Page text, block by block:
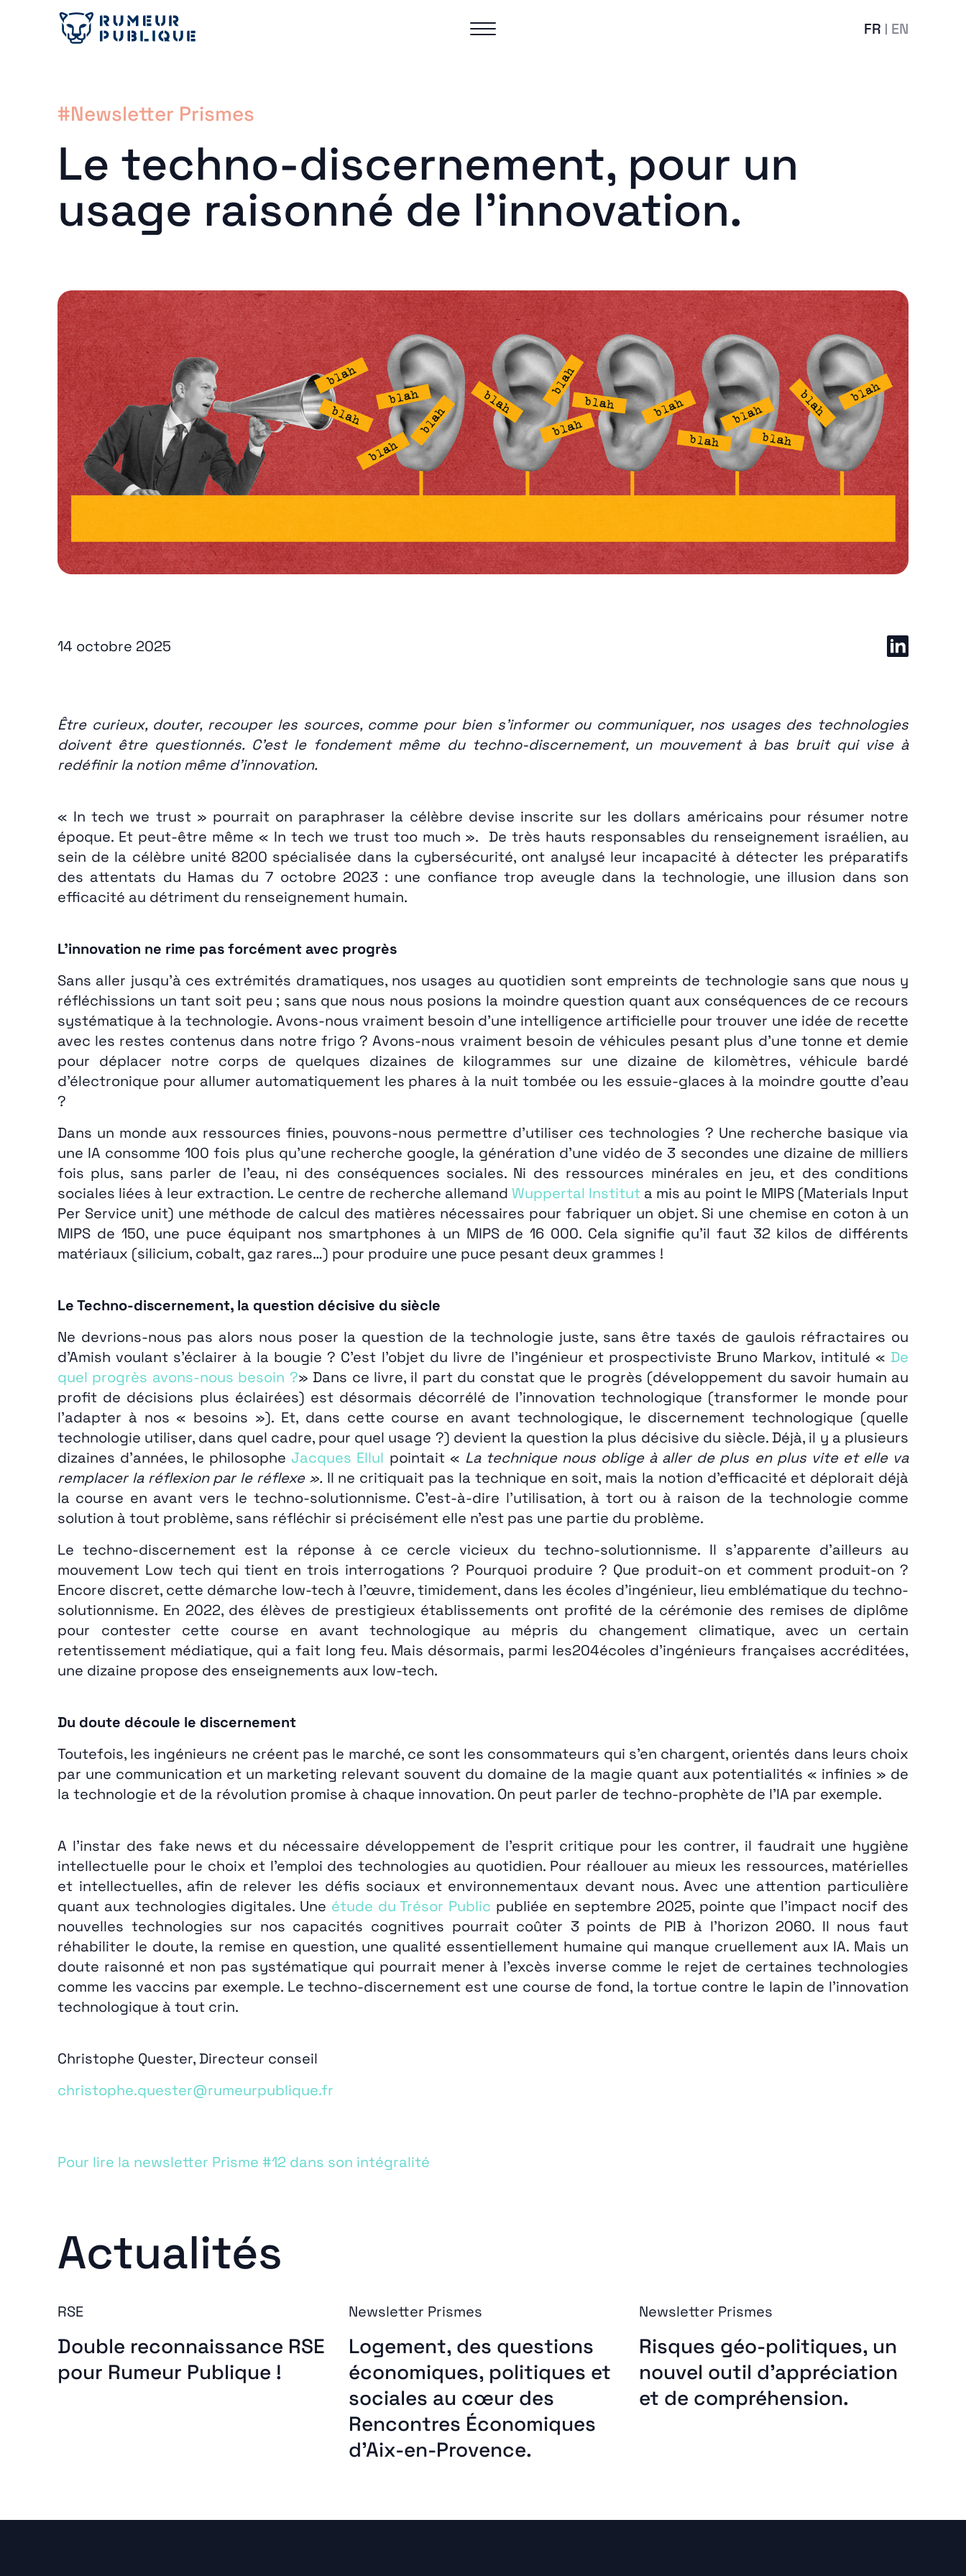
FR EN
#Newsletter Prismes
Le techno-discernement, pour un
usage raisonné de l’innovation.
14 octobre 2025LinkedIn
Être curieux, douter, recouper les sources, comme pour bien s’informer ou communiquer, nos usages des technologies
doivent être questionnés. C’est le fondement même du techno-discernement, un mouvement à bas bruit qui vise à
redéfinir la notion même d’innovation.
« In tech we trust » pourrait on paraphraser la célèbre devise inscrite sur les dollars américains pour résumer notre
époque. Et peut-être même « In tech we trust too much ». De très hauts responsables du renseignement israélien, au
sein de la célèbre unité 8200 spécialisée dans la cybersécurité, ont analysé leur incapacité à détecter les préparatifs
des attentats du Hamas du 7 octobre 2023 : une confiance trop aveugle dans la technologie, une illusion dans son
efficacité au détriment du renseignement humain.
L’innovation ne rime pas forcément avec progrès
Sans aller jusqu’à ces extrémités dramatiques, nos usages au quotidien sont empreints de technologie sans que nous y
réfléchissions un tant soit peu ; sans que nous nous posions la moindre question quant aux conséquences de ce recours
systématique à la technologie. Avons-nous vraiment besoin d’une intelligence artificielle pour trouver une idée de recette
avec les restes contenus dans notre frigo ? Avons-nous vraiment besoin de véhicules pesant plus d’une tonne et demie
pour déplacer notre corps de quelques dizaines de kilogrammes sur une dizaine de kilomètres, véhicule bardé
d’électronique pour allumer automatiquement les phares à la nuit tombée ou les essuie-glaces à la moindre goutte d’eau
?
Dans un monde aux ressources finies, pouvons-nous permettre d’utiliser ces technologies ? Une recherche basique via
une IA consomme 100 fois plus qu’une recherche google, la génération d’une vidéo de 3 secondes une dizaine de milliers
fois plus, sans parler de l’eau, ni des conséquences sociales. Ni des ressources minérales en jeu, et des conditions
sociales liées à leur extraction. Le centre de recherche allemandWuppertal Institut a mis au point le MIPS (Materials Input
Per Service unit) une méthode de calcul des matières nécessaires pour fabriquer un objet. Si une chemise en coton à un
MIPS de 150, une puce équipant nos smartphones à un MIPS de 16 000. Cela signifie qu’il faut 32 kilos de différents
matériaux (silicium, cobalt, gaz rares…) pour produire une puce pesant deux grammes !
Le Techno-discernement, la question décisive du siècle
Ne devrions-nous pas alors nous poser la question de la technologie juste, sans être taxés de gaulois réfractaires ou
d’Amish voulant s’éclairer à la bougie ? C’est l’objet du livre de l’ingénieur et prospectiviste Bruno Markov, intitulé « De
quel progrès avons-nous besoin ?» Dans ce livre, il part du constat que le progrès (développement du savoir humain au
profit de décisions plus éclairées) est désormais décorrélé de l’innovation technologique (transformer le monde pour
l’adapter à nos « besoins »). Et, dans cette course en avant technologique, le discernement technologique (quelle
technologie utiliser, dans quel cadre, pour quel usage ?) devient la question la plus décisive du siècle. Déjà, il y a plusieurs
dizaines d’années, le philosopheJacques Ellul pointait « La technique nous oblige à aller de plus en plus vite et elle va
remplacer la réflexion par le réflexe ».Il ne critiquait pas la technique en soit, mais la notion d’efficacité et déplorait déjà
la course en avant vers le techno-solutionnisme. C’est-à-dire l’utilisation, à tort ou à raison de la technologie comme
solution à tout problème, sans réfléchir si précisément elle n’est pas une partie du problème.
Le techno-discernement est la réponse à ce cercle vicieux du techno-solutionnisme. Il s’apparente d’ailleurs au
mouvement Low tech qui tient en trois interrogations ? Pourquoi produire ? Que produit-on et comment produit-on ?
Encore discret, cette démarche low-tech à l’œuvre, timidement, dans les écoles d’ingénieur, lieu emblématique du techno-
solutionnisme. En 2022, des élèves de prestigieux établissements ont profité de la cérémonie des remises de diplôme
pour contester cette course en avant technologique au mépris du changement climatique, avec un certain
retentissement médiatique, qui a fait long feu. Mais désormais, parmi les204écoles d’ingénieurs françaises accréditées,
une dizaine propose des enseignements aux low-tech.
Du doute découle le discernement
Toutefois, les ingénieurs ne créent pas le marché, ce sont les consommateurs qui s’en chargent, orientés dans leurs choix
par une communication et un marketing relevant souvent du domaine de la magie quant aux potentialités « infinies » de
la technologie et de la révolution promise à chaque innovation. On peut parler de techno-prophète de l’IA par exemple.
A l’instar des fake news et du nécessaire développement de l’esprit critique pour les contrer, il faudrait une hygiène
intellectuelle pour le choix et l’emploi des technologies au quotidien. Pour réallouer au mieux les ressources, matérielles
et intellectuelles, afin de relever les défis sociaux et environnementaux devant nous. Avec une attention particulière
quant aux technologies digitales. Une étude du Trésor Public publiée en septembre 2025, pointe que l’impact nocif des
nouvelles technologies sur nos capacités cognitives pourrait coûter 3 points de PIB à l’horizon 2060. Il nous faut
réhabiliter le doute, la remise en question, une qualité essentiellement humaine qui manque cruellement aux IA. Mais un
doute raisonné et non pas systématique qui pourrait mener à l’excès inverse comme le rejet de certaines technologies
comme les vaccins par exemple. Le techno-discernement est une course de fond, la tortue contre le lapin de l’innovation
technologique à tout crin.
Christophe Quester, Directeur conseil
christophe.quester@rumeurpublique.fr
Pour lire la newsletter Prisme #12 dans son intégralité
Actualités
RSE
Double reconnaissance RSE
pour Rumeur Publique !
Newsletter Prismes
Logement, des questions
économiques, politiques et
sociales au cœur des
Rencontres Économiques
d’Aix-en-Provence.
Newsletter Prismes
Risques géo-politiques, un
nouvel outil d’appréciation
et de compréhension.